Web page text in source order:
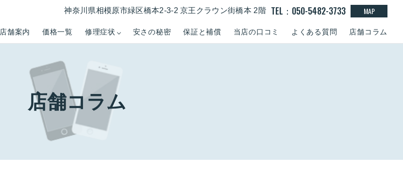
店舗案内 価格一覧 修理症状 安さの秘密 保証と補償 当店の口コミ よくある質問 店舗コラム
神奈川県相模原市緑区橋本2-3-2 京王クラウン街橋本 2階 TEL：050-5482-3733 MAP
店舗コラム